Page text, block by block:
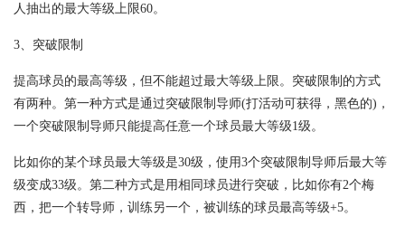
人抽出的最大等级上限60。
3、突破限制
提高球员的最高等级，但不能超过最大等级上限。突破限制的方式
有两种。第一种方式是通过突破限制导师(打活动可获得，黑色的)，
一个突破限制导师只能提高任意一个球员最大等级1级。
比如你的某个球员最大等级是30级，使用3个突破限制导师后最大等
级变成33级。第二种方式是用相同球员进行突破，比如你有2个梅
西，把一个转导师，训练另一个，被训练的球员最高等级+5。